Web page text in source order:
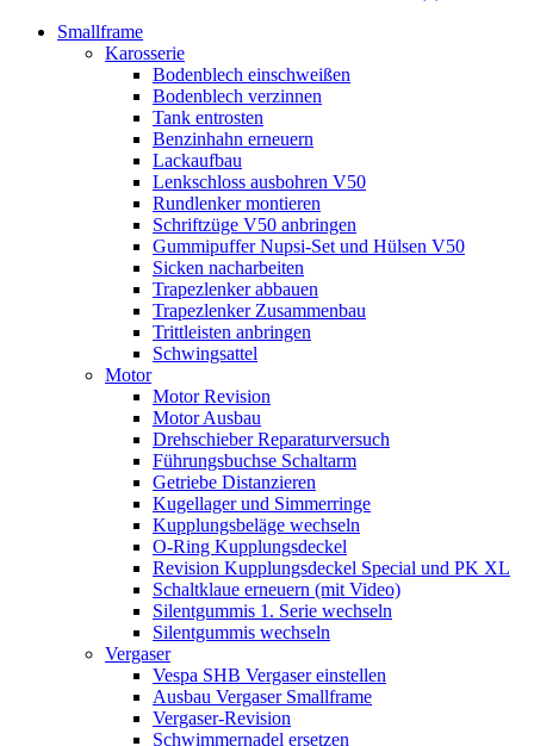
Smallframe
Karosserie
Bodenblech einschweißen
Bodenblech verzinnen
Tank entrosten
Benzinhahn erneuern
Lackaufbau
Lenkschloss ausbohren V50
Rundlenker montieren
Schriftzüge V50 anbringen
Gummipuffer Nupsi-Set und Hülsen V50
Sicken nacharbeiten
Trapezlenker abbauen
Trapezlenker Zusammenbau
Trittleisten anbringen
Schwingsattel
Motor
Motor Revision
Motor Ausbau
Drehschieber Reparaturversuch
Führungsbuchse Schaltarm
Getriebe Distanzieren
Kugellager und Simmerringe
Kupplungsbeläge wechseln
O-Ring Kupplungsdeckel
Revision Kupplungsdeckel Special und PK XL
Schaltklaue erneuern (mit Video)
Silentgummis 1. Serie wechseln
Silentgummis wechseln
Vergaser
Vespa SHB Vergaser einstellen
Ausbau Vergaser Smallframe
Vergaser-Revision
Schwimmernadel ersetzen